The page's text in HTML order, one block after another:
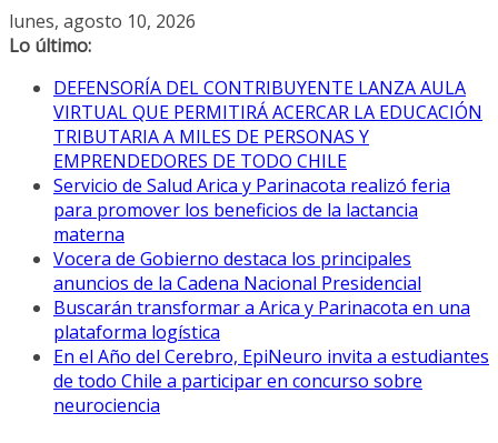
Saltar
al
lunes, agosto 10, 2026
Lo último:
DEFENSORÍA DEL CONTRIBUYENTE LANZA AULA
VIRTUAL QUE PERMITIRÁ ACERCAR LA EDUCACIÓN
TRIBUTARIA A MILES DE PERSONAS Y
EMPRENDEDORES DE TODO CHILE
Servicio de Salud Arica y Parinacota realizó feria
para promover los beneficios de la lactancia
materna
Vocera de Gobierno destaca los principales
anuncios de la Cadena Nacional Presidencial
Buscarán transformar a Arica y Parinacota en una
plataforma logística
En el Año del Cerebro, EpiNeuro invita a estudiantes
de todo Chile a participar en concurso sobre
neurociencia